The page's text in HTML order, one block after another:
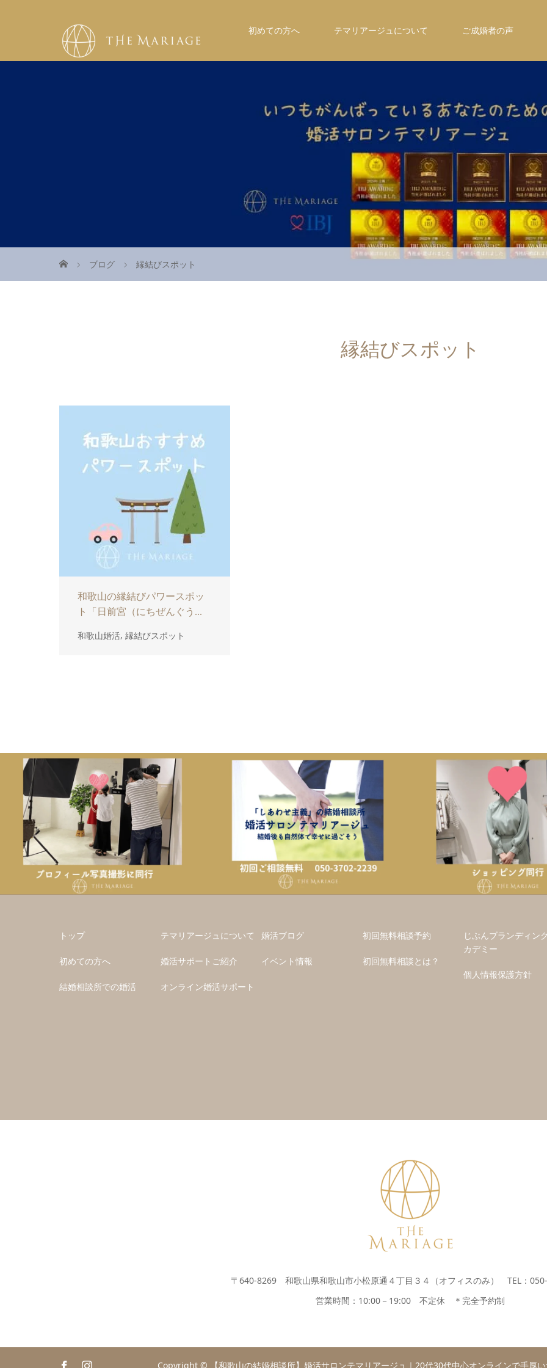
初めての方へ テマリアージュについて ご成婚者の声
ブログ 縁結びスポット
縁結びスポット
和歌山の縁結びパワースポッ
ト「日前宮（にちぜんぐう...
和歌山婚活, 縁結びスポット
トップ
初めての方へ
結婚相談所での婚活
テマリアージュについて
婚活サポートご紹介
オンライン婚活サポート
婚活ブログ
イベント情報
初回無料相談予約
初回無料相談とは？
じぶんブランディン
カデミー
個人情報保護方針
〒640-8269 和歌山県和歌山市小松原通４丁目３４（オフィスのみ） TEL：
営業時間：10:00－19:00 不定休 ＊完全予約制
Copyright © 【和歌山の結婚相談所】婚活サロンテマリアージュ｜20代30代中心オンラインで手厚